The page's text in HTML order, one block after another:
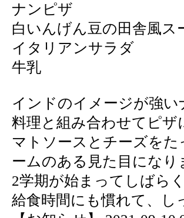
ナンピザ
白いんげん豆の田舎風ス
イタリアンサラダ
牛乳
インドのイメージが強
料理と組み合わせてピ
マトソースとチーズを
ームのある見た目になり
2学期が始まってしばら
給食時間にも慣れて、